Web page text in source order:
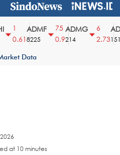
0.61
ADMF
8225
75
0.9
ADMG
214
2.731510
Data
at 10 minutes